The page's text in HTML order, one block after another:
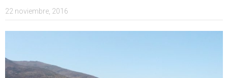
22 noviembre, 2016